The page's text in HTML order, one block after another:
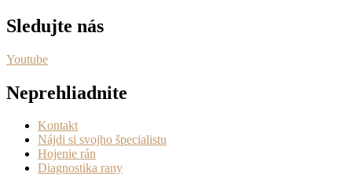
Sledujte nás
Youtube
Neprehliadnite
Kontakt
Nájdi si svojho špecialistu
Hojenie rán
Diagnostika rany